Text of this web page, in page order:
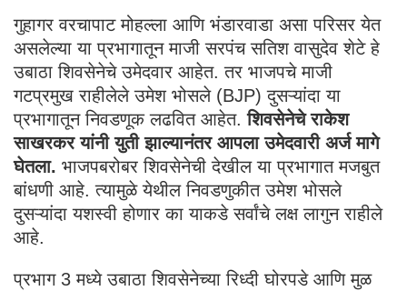
गुहागर वरचापाट मोहल्ला आणि भंडारवाडा असा परिसर येत
असलेल्या या प्रभागातून माजी सरपंच सतिश वासुदेव शेटे हे
उबाठा शिवसेनेचे उमेदवार आहेत. तर भाजपचे माजी
गटप्रमुख राहीलेले उमेश भोसले (BJP) दुसऱ्यांदा या
प्रभागातून निवडणूक लढवित आहेत.शिवसेनेचे राकेश
साखरकर यांनी युती झाल्यानंतर आपला उमेदवारी अर्ज मागे
घेतला. भाजपबरोबर शिवसेनेची देखील या प्रभागात मजबुत
बांधणी आहे. त्यामुळे येथील निवडणुकीत उमेश भोसले
दुसऱ्यांदा यशस्वी होणार का याकडे सर्वांचे लक्ष लागुन राहीले
आहे.
प्रभाग 3 मध्ये उबाठा शिवसेनेच्या रिध्दी घोरपडे आणि मुळ